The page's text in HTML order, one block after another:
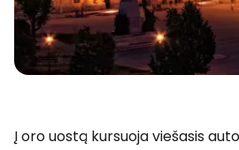
Į oro uostą kursuoja viešasis